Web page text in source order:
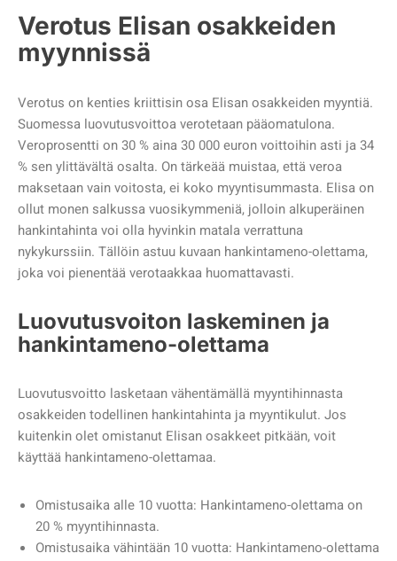
Verotus Elisan osakkeiden
myynnissä
Verotus on kenties kriittisin osa Elisan osakkeiden myyntiä.
Suomessa luovutusvoittoa verotetaan pääomatulona.
Veroprosentti on 30 % aina 30 000 euron voittoihin asti ja 34
% sen ylittävältä osalta. On tärkeää muistaa, että veroa
maksetaan vain voitosta, ei koko myyntisummasta. Elisa on
ollut monen salkussa vuosikymmeniä, jolloin alkuperäinen
hankintahinta voi olla hyvinkin matala verrattuna
nykykurssiin. Tällöin astuu kuvaan hankintameno-olettama,
joka voi pienentää verotaakkaa huomattavasti.
Luovutusvoiton laskeminen ja
hankintameno-olettama
Luovutusvoitto lasketaan vähentämällä myyntihinnasta
osakkeiden todellinen hankintahinta ja myyntikulut. Jos
kuitenkin olet omistanut Elisan osakkeet pitkään, voit
käyttää hankintameno-olettamaa.
Omistusaika alle 10 vuotta: Hankintameno-olettama on
20 % myyntihinnasta.
Omistusaika vähintään 10 vuotta: Hankintameno-olettama